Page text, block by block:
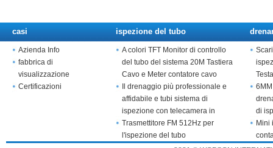
casi
Azienda Info
fabbrica di
visualizzazione
Certificazioni
ispezione del tubo
A colori TFT Monitor di controllo
del tubo del sistema 20M Tastiera
Cavo e Meter contatore cavo
Il drenaggio più professionale e
affidabile e tubi sistema di
ispezione con telecamera in
acciaio inox
Trasmettitore FM 512Hz per
l'ispezione del tubo
Testa
di
Mini